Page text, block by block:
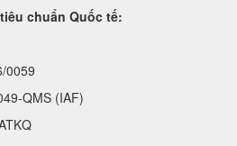
chuẩn Quốc tế:
QMS (IAF)